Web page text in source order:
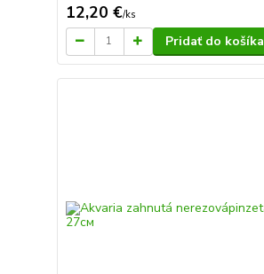
12,20 €/ks
Pridať do košíka